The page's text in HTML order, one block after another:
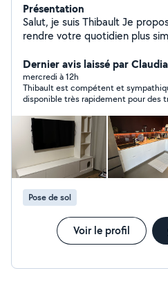
Présentation
Salut, je suis Thibault Je propose mes services pour
rendre votre quotidien plus
ou plomberie, installation de
tringles à rideaux, jardinage
travaux et tout ce que vous
l'envie de faire ! Pourquoi me choisir ? Rapide, fiable et
organisé Matériel adapté pour chaque intervention
Toujours avec le sourire et à l'écoute de vos besoins
Vous avez un projet ou un
votre voisin prêt à vous aider !
Dernier avis laissé par
mercredi à 12h
Thibault est compétent et
disponible très rapidement pour des
aménagement d’une SDB, pose
renovation du mastic étanche dans
est fiable, honnête, ponctuel et très
recommande chaleureusement.
Pose de sol
Voir le profil